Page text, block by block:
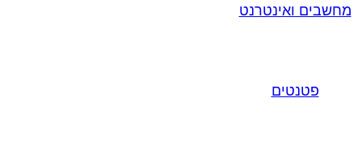
מחשבים ואינטרנט
פטנטים